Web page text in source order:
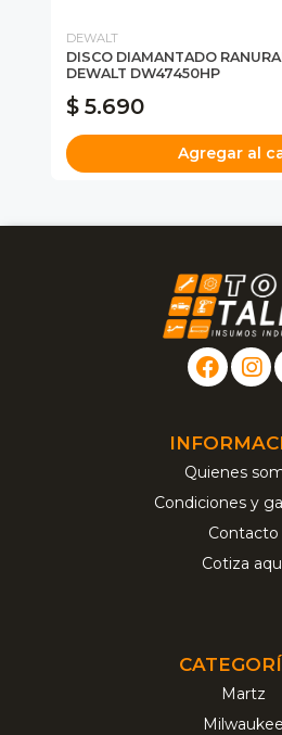
DEWALT
DISCO DIAMANTADO
DEWALT DW47450HP
$ 5.690
Agregar al
Quienes
Condiciones y
Contacto
Cotiza
Martz
Milwaukee